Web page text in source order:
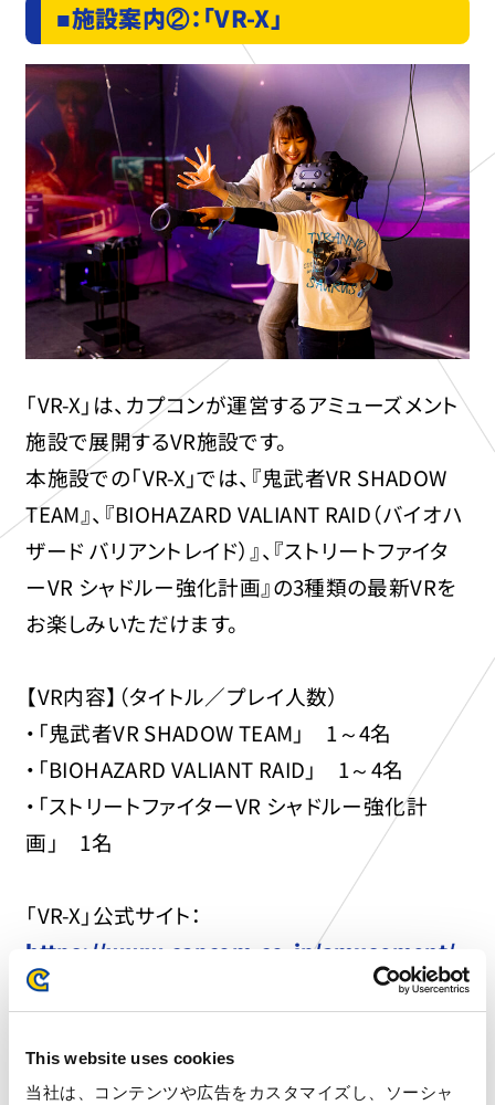
This website uses cookies
当社は、コンテンツや広告をカスタマイズし、ソーシャ
■施設案内②：「VR-X」
「VR-X」は、カプコンが運営するアミューズメント
施設で展開するVR施設です。
本施設での「VR-X」では、『鬼武者VR SHADOW
TEAM』、『BIOHAZARD VALIANT RAID（バイオハ
ザード バリアントレイド）』、『ストリートファイタ
ーVR シャドルー強化計画』の3種類の最新VRを
お楽しみいただけます。
【VR内容】（タイトル／プレイ人数）
・「鬼武者VR SHADOW TEAM」 1～4名
・「BIOHAZARD VALIANT RAID」 1～4名
・「ストリートファイターVR シャドルー強化計
画」 1名
「VR-X」公式サイト：
https://www.capcom.co.jp/amusement/
game/vr-x/
■施設案内③：「DIVE! CAPCOM」